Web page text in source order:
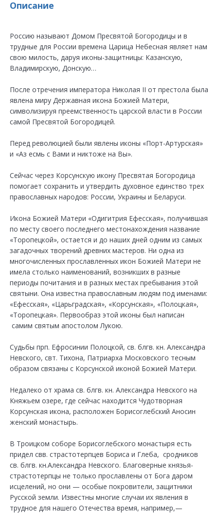
Описание
Россию называют Домом Пресвятой Богородицы и в
трудные для России времена Царица Небесная являет нам
свою милость, даруя иконы-защитницы: Казанскую,
Владимирскую, Донскую…
После отречения императора Николая II от престола была
явлена миру Державная икона Божией Матери,
символизируя преемственность царской власти в России
самой Пресвятой Богородицей.
Перед революцией были явлены иконы «Порт-Артурская»
и «Аз есмь с Вами и никтоже на Вы».
Сейчас через Корсунскую икону Пресвятая Богородица
помогает сохранить и утвердить духовное единство трех
православных народов: России, Украины и Беларуси.
Икона Божией Матери «Одигитрия Ефесская», получившая
по месту своего последнего местонахождения название
«Торопецкой», остается и до наших дней одним из самых
загадочных творений древних мастеров. Ни одна из
многочисленных прославленных икон Божией Матери не
имела столько наименований, возникших в разные
периоды почитания и в разных местах пребывания этой
святыни. Она известна православным людям под именами:
«Ефесская», «Царьградская», «Корсунская», «Полоцкая»,
«Торопецкая». Первообраз этой иконы был написан
самим святым апостолом Лукою.
Судьбы прп. Ефросинии Полоцкой, св. блгв. кн. Александра
Невского, свт. Тихона, Патриарха Московского тесным
образом связаны с Корсунской иконой Божией Матери.
Недалеко от храма св. блгв. кн. Александра Невского на
Княжьем озере, где сейчас находится Чудотворная
Корсунская икона, расположен Борисоглебский Аносин
женский монастырь.
В Троицком соборе Борисоглебского монастыря есть
придел свв. страстотерпцев Бориса и Глеба, сродников
св. блгв. кн.Александра Невского. Благоверные князья-
страстотерпцы не только прославлены от Бога даром
исцелений, но они — особые покровители, защитники
Русской земли. Известны многие случаи их явления в
трудное для нашего Отечества время, например,—